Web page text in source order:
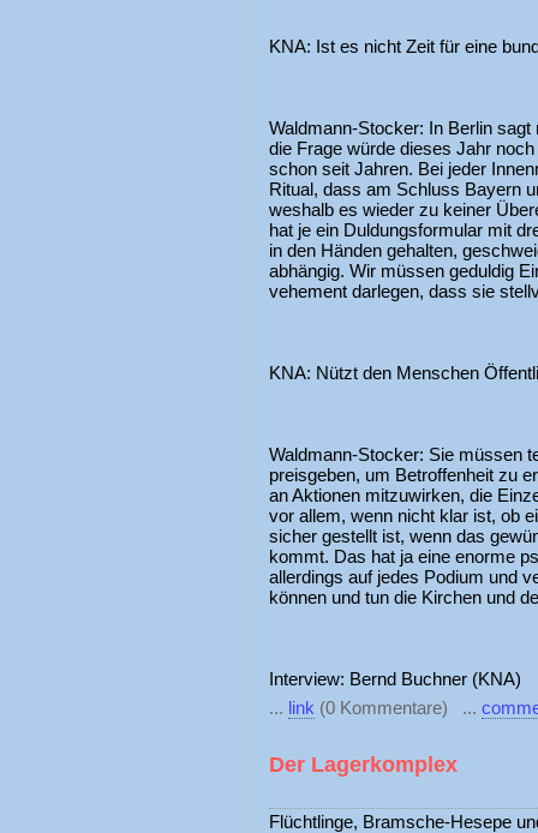
KNA: Ist es nicht Zeit für eine
Waldmann-Stocker: In Berlin
die Frage würde dieses Jahr
schon seit Jahren. Bei jeder
Ritual, dass am Schluss Bayern
weshalb es wieder zu keiner
hat je ein Duldungsformular mit
in den Händen gehalten,
abhängig. Wir müssen geduldig
vehement darlegen, dass sie
KNA: Nützt den Menschen
Waldmann-Stocker: Sie müssen
preisgeben, um Betroffenheit zu
an Aktionen mitzuwirken, die
vor allem, wenn nicht klar ist, ob
sicher gestellt ist, wenn das
kommt. Das hat ja eine enorme
allerdings auf jedes Podium und
können und tun die Kirchen und
Interview: Bernd Buchner (KNA)
... link (0 Kommentare) ...
Der Lagerkomplex
Flüchtlinge, Bramsche-Hesepe